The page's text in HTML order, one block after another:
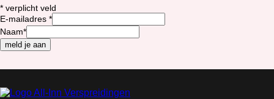
* verplicht veld
E-mailadres *
Naam*